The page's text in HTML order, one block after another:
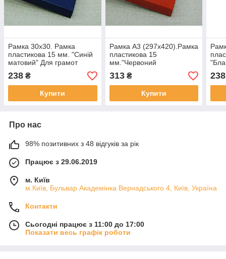
Рамка 30х30. Рамка
пластикова 15 мм. "Синій
матовий" Для грамот
дипломів картин
238 ₴
Купити
Рамка А3 (297х420).Рамка
пластикова 15
мм."Червоний
матовий"Для грамот
дипломів картин
313₴
Купити
238
Про нас
98% позитивних з 48 відгуків за рік
Працює з 29.06.2019
м. Київ
м.Київ, Бульвар Академінка Вернадського 4, Київ, Україна
Контакти
Сьогодні працює з 11:00 до 17:00
Показати весь графік роботи